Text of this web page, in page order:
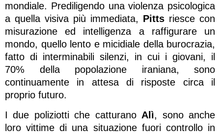
mondiale. Prediligendo una violenza psicologica
a quella visiva più immediata, Pitts riesce con
misurazione ed intelligenza a raffigurare un
mondo, quello lento e micidiale della burocrazia,
fatto di interminabili silenzi, in cui i giovani, il
70% della popolazione iraniana, sono
continuamente in attesa di risposte circa il
proprio futuro.
I due poliziotti che catturano Alì, sono anche
loro vittime di una situazione fuori controllo in